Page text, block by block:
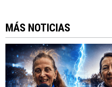
MÁS NOTICIAS